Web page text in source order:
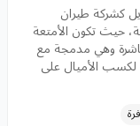
أديل كشركة طيران
حيث تكون الأمتعة
وهي مدمجة مع
لكسب الأميال على